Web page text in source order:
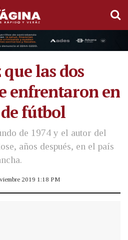
las dos
enfrentaron en
fútbol
de 1974 y el autor del
años después, en el país
2019 1:18 PM